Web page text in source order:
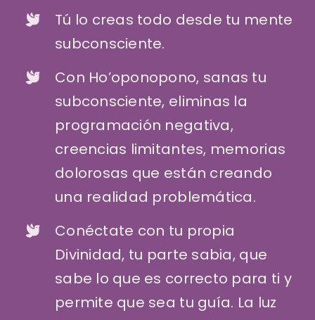
Tú lo creas todo desde tu mente
subconsciente.
Con Ho’oponopono, sanas tu
subconsciente, eliminas la
programación negativa,
creencias limitantes, memorias
dolorosas que están creando
una realidad problemática.
Conéctate con tu propia
Divinidad, tu parte sabia, que
sabe lo que es correcto para ti y
permite que sea tu guía. La luz